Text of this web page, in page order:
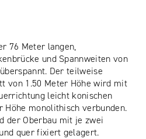
76 Meter langen,
und Spannweiten von
Der teilweise
von 1.50 Meter Höhe wird mit
leicht konischen
Höhe monolithisch verbunden.
der Oberbau mit je zwei
quer fixiert gelagert.